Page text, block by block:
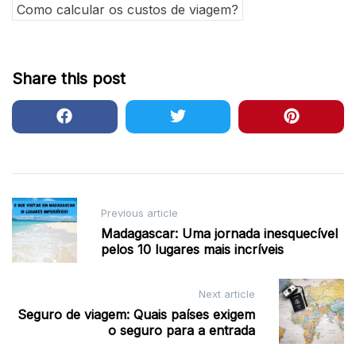
Como calcular os custos de viagem?
Share this post
Post
navigation
Previous article
Madagascar: Uma jornada inesquecível
pelos 10 lugares mais incríveis
Next article
Seguro de viagem: Quais países exigem
o seguro para a entrada